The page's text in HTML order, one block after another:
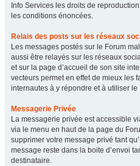
Info Services les droits de
les conditions énoncées.
Relais des posts sur les réseaux
Les messages postés sur le Forum
aussi être relayés sur les réseaux
et sur la page d’accueil de son site
vecteurs permet en effet de mieux les
internautes à y répondre et à utiliser le
Messagerie Privée
La messagerie privée est accessible
via le menu en haut de la page du
supprimer votre message privé tant
message reste dans la boite d’envoi
destinataire.